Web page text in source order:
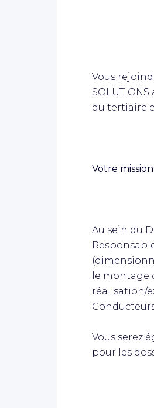
Vous
du tertiaire
Votre mission
Au sein du
le montage
réalisation/
Vous serez
pour les